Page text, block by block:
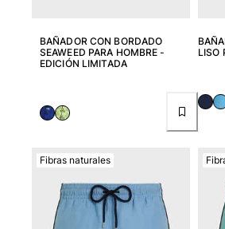
BAÑADOR CON BORDADO
SEAWEED PARA HOMBRE -
EDICIÓN LIMITADA
LISO
Fibras naturales